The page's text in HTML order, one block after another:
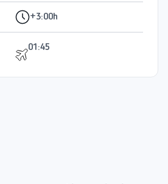
+3:00h
01:45